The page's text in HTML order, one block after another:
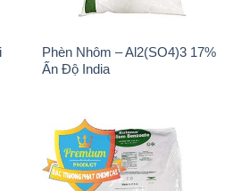
Phèn Nhôm – Al2(SO4)3 17%
Ấn Độ India